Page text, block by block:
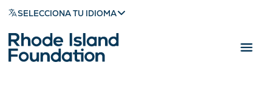
SELECCIONA TU IDIOMA